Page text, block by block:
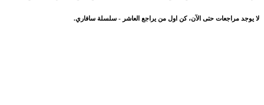
لا يوجد مراجعات حتى الآن، كن اول من يراجع العاشر - سلسلة سافاري.